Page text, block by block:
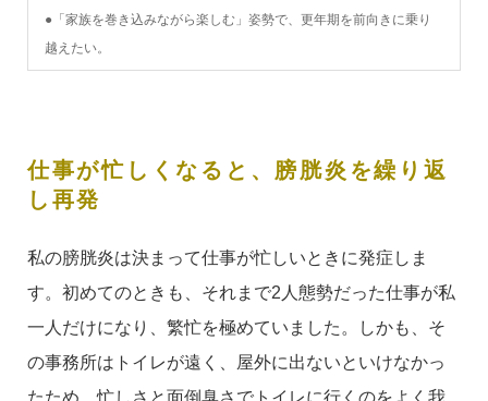
●「家族を巻き込みながら楽しむ」姿勢で、更年期を前向きに乗り
越えたい。
仕事が忙しくなると、膀胱炎を繰り返
し再発
私の膀胱炎は決まって仕事が忙しいときに発症しま
す。初めてのときも、それまで2人態勢だった仕事が私
一人だけになり、繁忙を極めていました。しかも、そ
の事務所はトイレが遠く、屋外に出ないといけなかっ